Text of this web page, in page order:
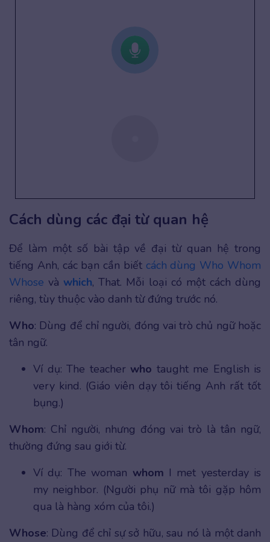
Cách dùng các đại từ quan hệ
Để làm một số bài tập về đại từ quan hệ trong
tiếng Anh, các bạn cần biết cách dùng Who Whom
Whose và which, That. Mỗi loại có một cách dùng
riêng, tùy thuộc vào danh từ đứng trước nó.
Who: Dùng để chỉ người, đóng vai trò chủ ngữ hoặc
tân ngữ.
Ví dụ: The teacher who taught me English is
very kind. (Giáo viên dạy tôi tiếng Anh rất tốt
bụng.)
Whom: Chỉ người, nhưng đóng vai trò là tân ngữ,
thường đứng sau giới từ.
Ví dụ: The woman whom I met yesterday is
my neighbor. (Người phụ nữ mà tôi gặp hôm
qua là hàng xóm của tôi.)
Whose: Dùng để chỉ sự sở hữu, sau nó là một danh